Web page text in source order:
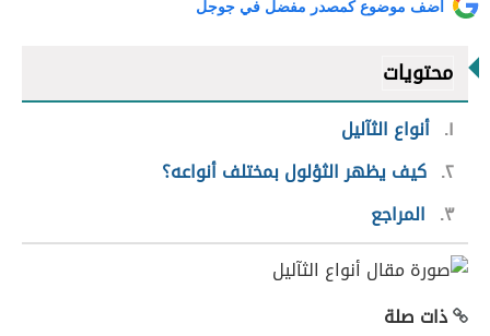
أضف موضوع كمصدر مفضل في جوجل
محتويات
١ أنواع الثآليل
٢ كيف يظهر الثؤلول بمختلف أنواعه؟
٣
المراجع
ذات صلة